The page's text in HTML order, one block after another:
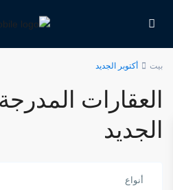
بيت أكتوبر الجديد
العقارات
الجديد
أنواع